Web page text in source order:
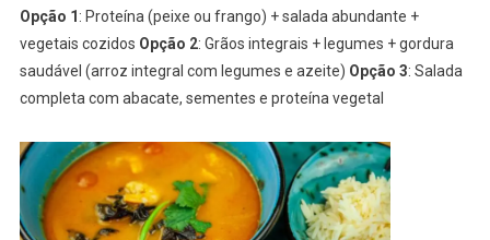
Opção 1 : Proteína (peixe ou frango) + salada abundante +
vegetais cozidos Opção 2: Grãos integrais + legumes + gordura
saudável (arroz integral com legumes e azeite) Opção 3: Salada
completa com abacate, sementes e proteína vegetal